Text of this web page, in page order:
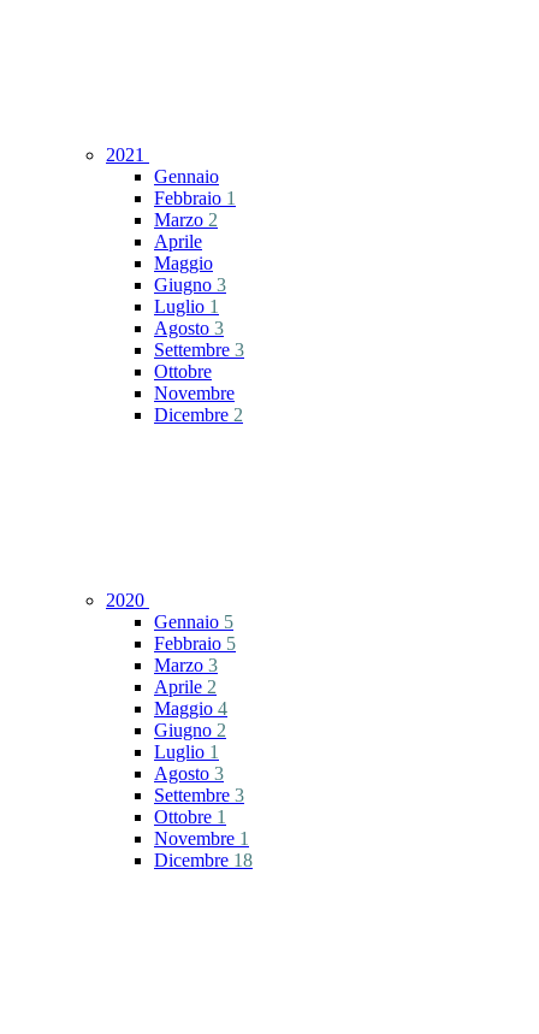
2021
Gennaio
Febbraio 1
Marzo 2
Aprile
Maggio
Giugno 3
Luglio 1
Agosto 3
Settembre 3
Ottobre
Novembre
Dicembre 2
2020
Gennaio 5
Febbraio 5
Marzo 3
Aprile 2
Maggio 4
Giugno 2
Luglio 1
Agosto 3
Settembre 3
Ottobre 1
Novembre 1
Dicembre 18